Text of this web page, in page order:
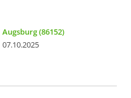
Augsburg (86152)
07.10.2025